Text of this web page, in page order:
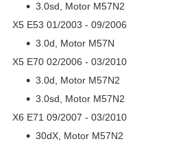
3.0sd, Motor M57N2
X5 E53 01/2003 - 09/2006
3.0d, Motor M57N
X5 E70 02/2006 - 03/2010
3.0d, Motor M57N2
3.0sd, Motor M57N2
X6 E71 09/2007 - 03/2010
30dX, Motor M57N2